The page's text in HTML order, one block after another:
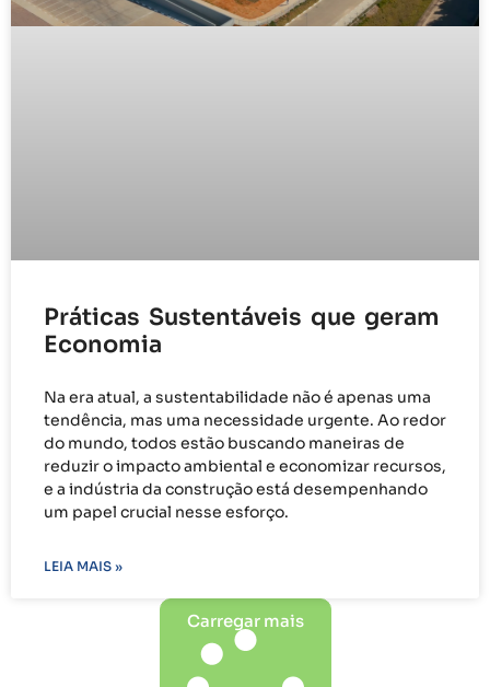
Práticas Sustentáveis que geram
Economia
Na era atual, a sustentabilidade não é apenas uma
tendência, mas uma necessidade urgente. Ao redor
do mundo, todos estão buscando maneiras de
reduzir o impacto ambiental e economizar recursos,
e a indústria da construção está desempenhando
um papel crucial nesse esforço.
LEIA MAIS »
Carregar mais